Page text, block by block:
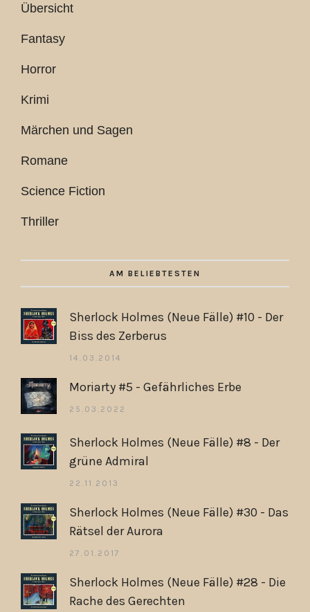
Übersicht
Fantasy
Horror
Krimi
Märchen und Sagen
Romane
Science Fiction
Thriller
AM BELIEBTESTEN
Sherlock Holmes (Neue Fälle) #10 - Der
Biss des Zerberus
14.03.2014
Moriarty #5 - Gefährliches Erbe
25.03.2022
Sherlock Holmes (Neue Fälle) #8 - Der
grüne Admiral
22.11.2013
Sherlock Holmes (Neue Fälle) #30 - Das
Rätsel der Aurora
27.01.2017
Sherlock Holmes (Neue Fälle) #28 - Die
Rache des Gerechten